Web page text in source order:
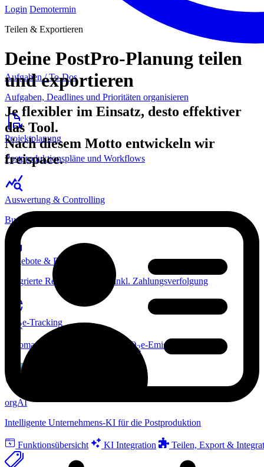
Aufgaben / To-Dos
Aufgaben, Deadlines und Prioritäten organisieren
Projektplanung
Postproduktionspläne und Workflows
Auswertung & Controlling
Budgets, Kosten und Auslastung immer im Blick
Angebote & Rechnungen
Integrierte Rechnungslösung inkl. Zahlungsverfolgung
2e-Tracking
Automatisierte Berechnung der CO2e-Emissionen
orgAI
Intelligente Unternehmens-KI für die Postproduktion
Funktionsübersicht KI Integration Teilen, Export &
Login Demotermin
Teilen & Exportieren
Deine PostPro-Planung teilen
und exportieren
Je flexibler im Einsatz, desto effektiver
das Tool.
Nach diesem Motto entwickeln wir
freispace.